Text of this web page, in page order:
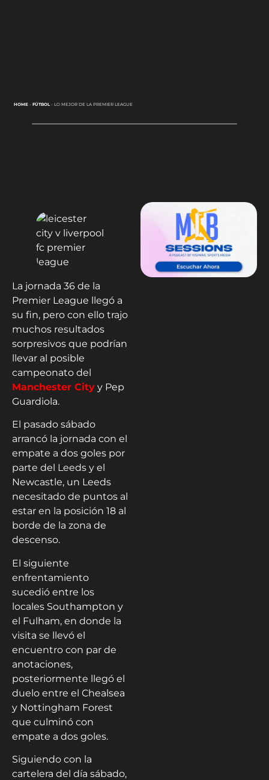
HOME- FÚTBOL- LO MEJOR DE LA PREMIER LEAGUE
La jornada 36 de la
Premier League llegó a
su fin, pero con ello trajo
muchos resultados
sorpresivos que podrían
llevar al posible
campeonato del
Manchester City y Pep
Guardiola.
El pasado sábado
arrancó la jornada con el
empate a dos goles por
parte del Leeds y el
Newcastle, un Leeds
necesitado de puntos al
estar en la posición 18 al
borde de la zona de
descenso.
El siguiente
enfrentamiento
sucedió entre los
locales Southampton y
el Fulham, en donde la
visita se llevó el
encuentro con par de
anotaciones,
posteriormente llegó el
duelo entre el Chealsea
y Nottingham Forest
que culminó con
empate a dos goles.
Siguiendo con la
cartelera del día sábado,